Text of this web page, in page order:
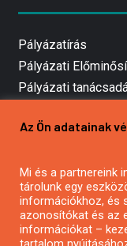
Pályázatírás
Pályázati
Pályázati
Mezőgazdasági
Pályázatírás civil
Pályázatírás
Pályázatfigyelés
Specifikus
Az Ön adatainak
Mi és a partnereink
tárolunk egy
információkhoz, és
azonosítókat és az
információkat –